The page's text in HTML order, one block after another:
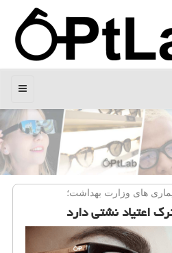
منو
های وزارت بهداشت؛
اعتیاد نشتی دارد